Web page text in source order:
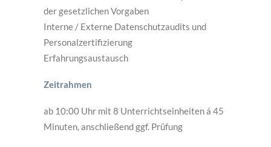
der gesetzlichen Vorgaben
Interne / Externe Datenschutzaudits und
Personalzertifizierung
Erfahrungsaustausch
Zeitrahmen
ab 10:00 Uhr mit 8 Unterrichtseinheiten á 45
Minuten, anschließend ggf. Prüfung